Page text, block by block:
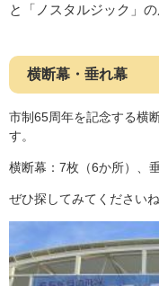
と「ノスタルジック」
横断幕・垂れ幕
市制65周年を記念する横
す。
横断幕：7枚（6か所）、
ぜひ探してみてくださいね